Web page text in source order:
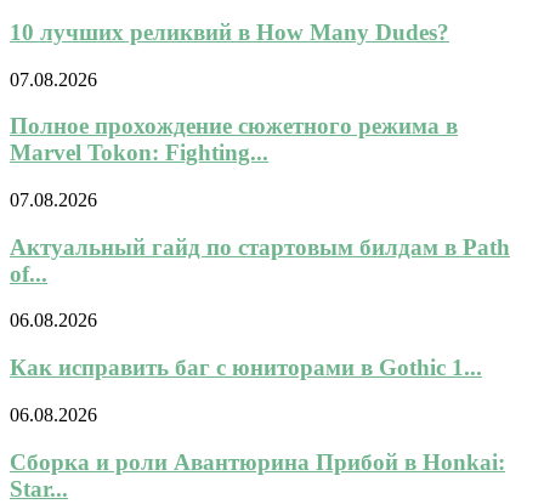
10 лучших реликвий в How Many Dudes?
07.08.2026
Полное прохождение сюжетного режима в
Marvel Tokon: Fighting...
07.08.2026
Актуальный гайд по стартовым билдам в Path
of...
06.08.2026
Как исправить баг с юниторами в Gothic 1...
06.08.2026
Сборка и роли Авантюрина Прибой в Honkai:
Star...